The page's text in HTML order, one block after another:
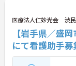
医療法人仁妙光会 渋
【岩手県／盛
にて看護助手